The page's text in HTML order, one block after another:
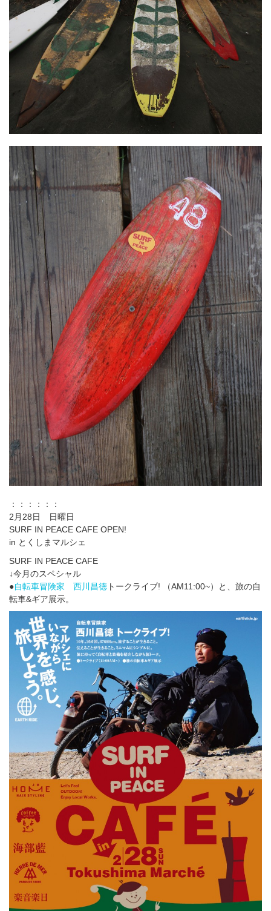
：：：：：：
2月28日 日曜日
SURF IN PEACE CAFE OPEN!
in とくしまマルシェ
SURF IN PEACE CAFE
↓今月のスペシャル
●自転車冒険家 西川昌徳 トークライブ! （AM11:00~）と、旅の自
転車&ギア展示。